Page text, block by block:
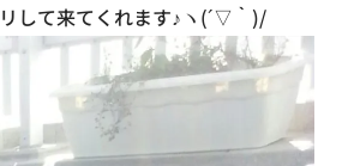
して来てくれます♪ヽ(´▽｀)/